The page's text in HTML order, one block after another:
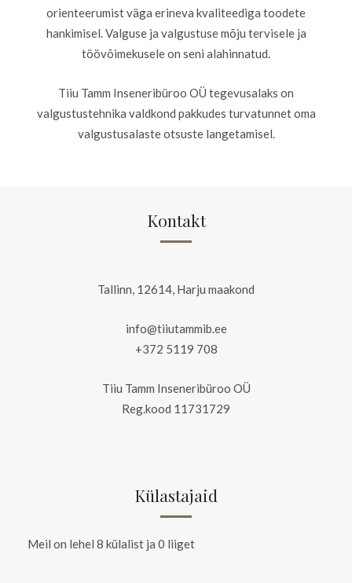
orienteerumist väga erineva kvaliteediga toodete
hankimisel. Valguse ja valgustuse mõju tervisele ja
töövõimekusele on seni alahinnatud.
Tiiu Tamm Inseneribüroo OÜ tegevusalaks on
valgustustehnika valdkond pakkudes turvatunnet oma
valgustusalaste otsuste langetamisel.
Kontakt
Tallinn, 12614, Harju maakond
info@tiiutammib.ee
+372 5119 708
Tiiu Tamm Inseneribüroo OÜ
Reg.kood 11731729
Külastajaid
Meil on lehel 8 külalist ja 0 liiget